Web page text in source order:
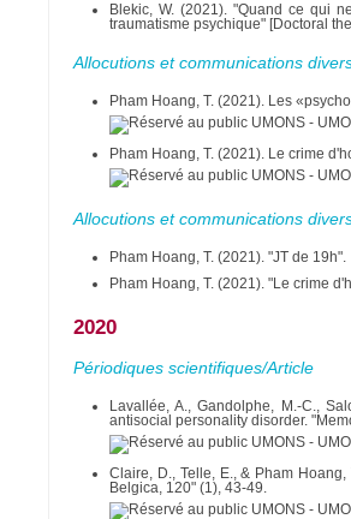
Blekic, W. (2021). "Quand ce qui
traumatisme psychique" [Doctoral
Allocutions et communications
Pham Hoang, T. (2021). Les
Pham Hoang, T. (2021). Le crime
Allocutions et communications
Pham Hoang, T. (2021). "JT de 19h".
Pham Hoang, T. (2021). "Le crime
2020
Périodiques scientifiques/Article
Lavallée, A., Gandolphe, M.-C.,
antisocial personality disorder.
Claire, D., Telle, E., & Pham
Belgica, 120" (1), 43-49.